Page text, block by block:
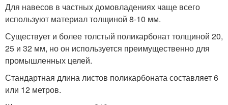
Для навесов в частных домовладениях чаще всего
используют материал толщиной 8-10 мм.
Существует и более толстый поликарбонат толщиной 20,
25 и 32 мм, но он используется преимущественно для
промышленных целей.
Стандартная длина листов поликарбоната составляет 6
или 12 метров.